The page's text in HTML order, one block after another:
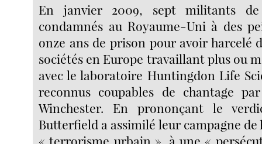
En janvier 2009, sept militants
condamnés au Royaume-Uni à des
onze ans de prison pour avoir harcelé
sociétés en Europe travaillant plus ou
avec le laboratoire Huntingdon Life
reconnus coupables de chantage
Winchester. En prononçant le
Butterfield a assimilé leur campagne
« terrorisme urbain », à une «